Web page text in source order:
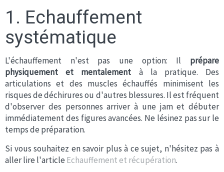
1. Echauffement
systématique
L'échauffement n'est pas une option: Il prépare
physiquement et mentalement à la pratique. Des
articulations et des muscles échauffés minimisent les
risques de déchirures ou d'autres blessures. Il est fréquent
d'observer des personnes arriver à une jam et débuter
immédiatement des figures avancées. Ne lésinez pas sur le
temps de préparation.
Si vous souhaitez en savoir plus à ce sujet, n'hésitez pas à
aller lire l'article Echauffement et récupération.